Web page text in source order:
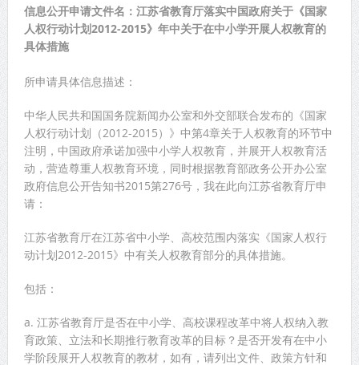
信息公开申请文件名：江苏省教育厅落实中国政府关于《国家
人权行动计划2012-2015》年中关于在中小学开展人权教育的
具体措施
所申请具体信息描述：
中华人民共和国国务院新闻办公室和外交部联合发布的《国家
人权行动计划（2012-2015）》中第4章关于人权教育的环节中
注明，中国政府承诺加强中小学人权教育，并展开人权教育活
动，营造尊重人权教育环境，同时根据教育部政务公开办公室
政府信息公开告知书2015第276号，我在此向江苏省教育厅申
请：
江苏省教育厅在江苏省中小学、高校范围内落实《国家人权行
动计划2012-2015》中有关人权教育部分的具体措施。
包括：
a. 江苏省教育厅是否在中小学、高校课程改革中将人权纳入教
育政策、立法和长期推行教育改革的目标？是否开发有在中小
学阶段展开人权教育的教材，如有，请列出文件、政策方针和